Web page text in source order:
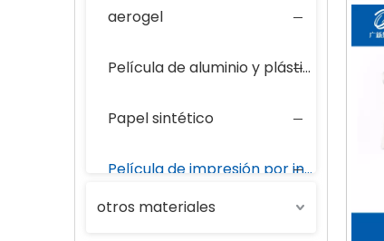
aerogel
Película de aluminio y plástico
Papel sintético
Película de impresión por inyección de tinta DIY
otros materiales